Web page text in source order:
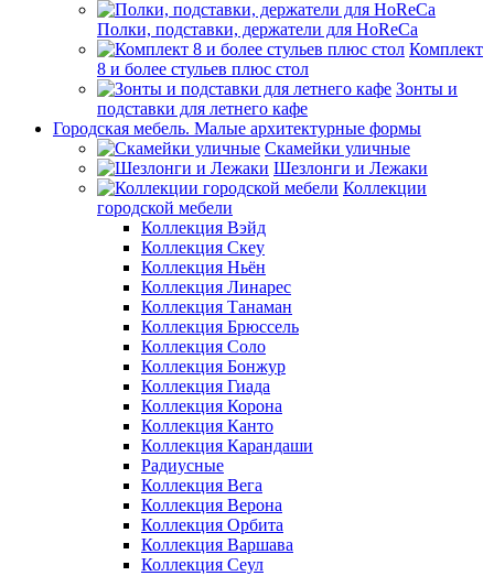
Полки, подставки, держатели для HoReCa
Комплект
8 и более стульев плюс стол
Зонты и
подставки для летнего кафе
Городская мебель. Малые архитектурные формы
Скамейки уличные
Шезлонги и Лежаки
Коллекции
городской мебели
Коллекция Вэйд
Коллекция Скеу
Коллекция Ньён
Коллекция Линарес
Коллекция Танаман
Коллекция Брюссель
Коллекция Соло
Коллекция Бонжур
Коллекция Гиада
Коллекция Корона
Коллекция Канто
Коллекция Карандаши
Радиусные
Коллекция Вега
Коллекция Верона
Коллекция Орбита
Коллекция Варшава
Коллекция Сеул